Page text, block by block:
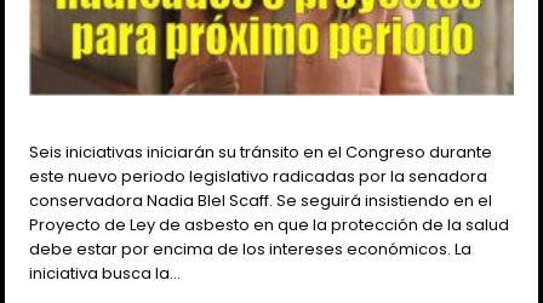
Seis iniciativas iniciarán su tránsito en el Congreso durante
este nuevo periodo legislativo radicadas por la senadora
conservadora Nadia Blel Scaff. Se seguirá insistiendo en el
Proyecto de Ley de asbesto en que la protección de la salud
debe estar por encima de los intereses económicos. La
iniciativa busca la…